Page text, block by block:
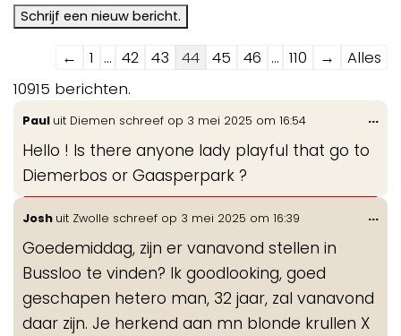
Navigatie
door
de
gastenboek-
lijst
← 1 ... 42 43 44 45 46 ... 110 →
Alles
10915 berichten.
Paul uit Diemen schreef op 3 mei 2025 om 16:54
Hello ! Is there anyone lady playful that go to
Diemerbos or Gaasperpark ?
...
Josh uit Zwolle schreef op 3 mei 2025 om 16:39
Goedemiddag, zijn er vanavond stellen in
Bussloo te vinden? Ik goodlooking, goed
geschapen hetero man, 32 jaar, zal vanavond
daar zijn. Je herkend aan mn blonde krullen X
...